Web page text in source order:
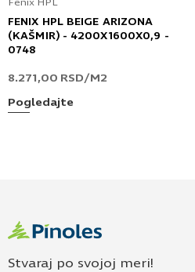
Fenix HPL
FENIX HPL BEIGE ARIZONA
(KAŠMIR) - 4200X1600X0,9 -
0748
8.271,00 RSD/M2
Pogledajte
Stvaraj po svojoj meri!